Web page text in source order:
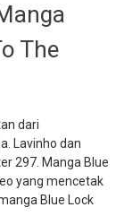
The
dari
Lavinho dan
297. Manga Blue
yang mencetak
Blue Lock